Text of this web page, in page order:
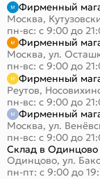
Фирменный
Москва,
пн-вс: с 9:00 до
Фирменный
Москва, ул.
пн-вс: с 9:00 до
Фирменный
Реутов,
пн-вс: с 9:00 до
Фирменный
Москва, ул.
пн-вс: с 9:00 до
Склад в Одинцово
Одинцово, ул.
пн-пт: с 9:00 до